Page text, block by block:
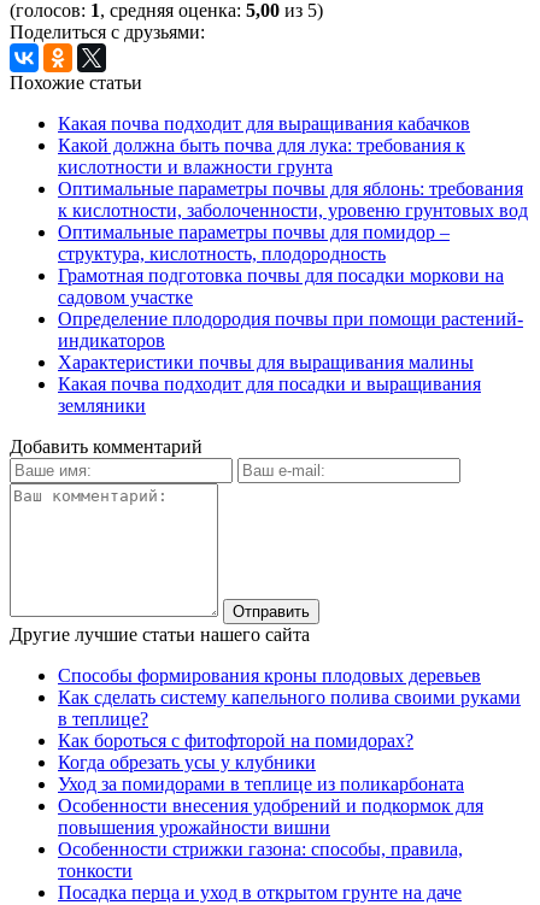
(голосов: 1, средняя оценка: 5,00 из 5)
Поделиться с друзьями:
Похожие статьи
Какая почва подходит для выращивания кабачков
Какой должна быть почва для лука: требования к
кислотности и влажности грунта
Оптимальные параметры почвы для яблонь: требования
к кислотности, заболоченности, уровеню грунтовых вод
Оптимальные параметры почвы для помидор –
структура, кислотность, плодородность
Грамотная подготовка почвы для посадки моркови на
садовом участке
Определение плодородия почвы при помощи растений-
индикаторов
Характеристики почвы для выращивания малины
Какая почва подходит для посадки и выращивания
земляники
Добавить комментарий
Другие лучшие статьи нашего сайта
Способы формирования кроны плодовых деревьев
Как сделать систему капельного полива своими руками
в теплице?
Как бороться с фитофторой на помидорах?
Когда обрезать усы у клубники
Уход за помидорами в теплице из поликарбоната
Особенности внесения удобрений и подкормок для
повышения урожайности вишни
Особенности стрижки газона: способы, правила,
тонкости
Посадка перца и уход в открытом грунте на даче